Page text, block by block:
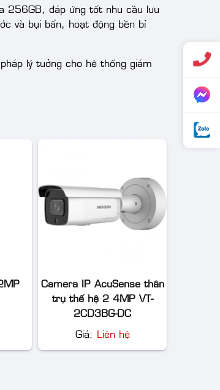
256GB, đáp ứng tốt nhu cầu lưu
và bụi bẩn, hoạt động bền bỉ
lý tưởng cho hệ thống giám
Camera IP AcuSense thân
trụ thế hệ 2 4MP VT-
2CD3BG-DC
Giá: Liên hệ